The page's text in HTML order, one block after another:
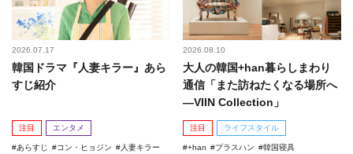
2026.07.17
韓国ドラマ『人妻キラー』あら
すじ紹介
注目 エンタメ
あらすじ コン・ヒョジン 人妻キラー
2026.08.10
大人の韓国+han暮らしまわり
通信「また訪ねたくなる場所へ
―VIIN Collection」
注目 ライフスタイル
+han プラスハン
韓国寝具